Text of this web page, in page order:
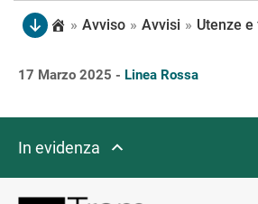
» Avviso » Avvisi » Utenze
17 Marzo 2025 - Linea Rossa
In evidenza